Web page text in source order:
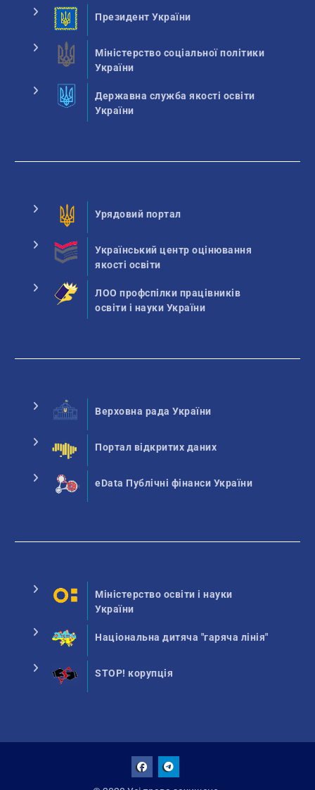
Президент України
Міністерство соціальної політики
України
Державна служба якості освіти
України
Урядовий портал
Український центр оцінювання
якості освіти
ЛОО профспілки працівників
освіти і науки України
Верховна рада України
Портал відкритих даних
eData Публічні фінанси України
Міністерство освіти і науки
України
Національна дитяча "гаряча лінія"
STOP! корупція